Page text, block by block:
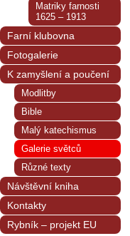
Matriky farnosti
1625 – 1913
Farní klubovna
Fotogalerie
K zamyšlení a poučení
Modlitby
Bible
Malý katechismus
Galerie světců
Různé texty
Návštěvní kniha
Kontakty
Rybník – projekt EU